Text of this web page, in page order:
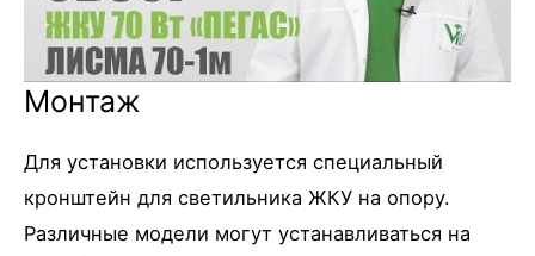
Монтаж
Для установки используется специальный
кронштейн для светильника ЖКУ на опору.
Различные модели могут устанавливаться на